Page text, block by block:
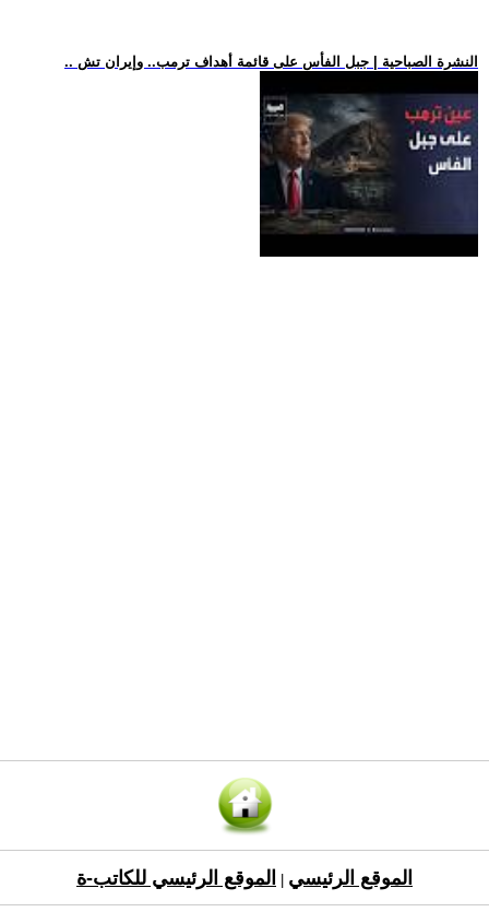
.. النشرة الصباحية | جبل الفأس على قائمة أهداف ترمب.. وإيران تش
الموقع الرئيسي الموقع الرئيسي للكاتب-ة